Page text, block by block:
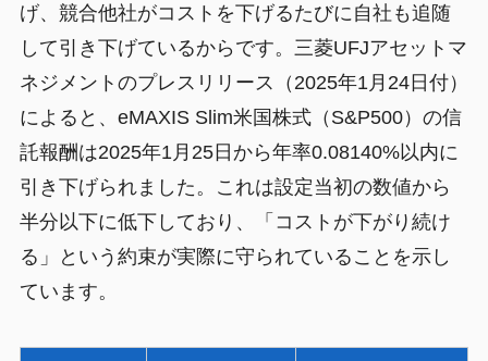
げ、競合他社がコストを下げるたびに自社も追随
して引き下げているからです。三菱UFJアセットマ
ネジメントのプレスリリース（2025年1月24日付）
によると、eMAXIS Slim米国株式（S&P500）の信
託報酬は2025年1月25日から年率0.08140%以内に
引き下げられました。これは設定当初の数値から
半分以下に低下しており、「コストが下がり続け
る」という約束が実際に守られていることを示し
ています。